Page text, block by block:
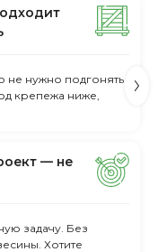
не нужно подгонять
крепежа ниже,
— нe
задачу. Без
Хотите